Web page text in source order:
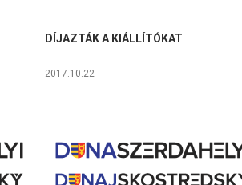
DÍJAZTÁK A KIÁLLÍTÓKAT
2017.10.22